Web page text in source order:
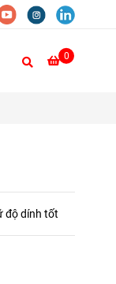
0
độ dính tốt